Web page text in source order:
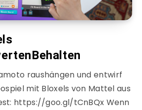
raushängen und entwirf
mit Bloxels von Mattel aus
https://goo.gl/tCnBQx Wenn